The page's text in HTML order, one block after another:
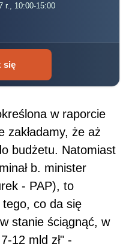
r., 10:00-15:00
się
w raporcie
zakładamy, że aż
budżetu. Natomiast
b. minister
- PAP), to
tego, co da się
stanie ściągnąć, w
12 mld zł" -